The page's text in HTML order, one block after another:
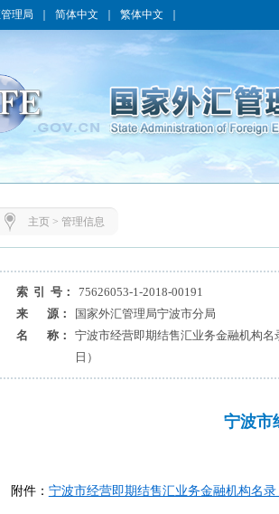
理局 简体中文 繁体中文
主页> 管理信息
索 引 号：
75626053-1-2018-00191
来 源：
国家外汇管理局宁波市分局
名 称：
宁波市经营即期结售汇业务金融机构名
日）
宁波市
附件： 宁波市经营即期结售汇业务金融机构名录